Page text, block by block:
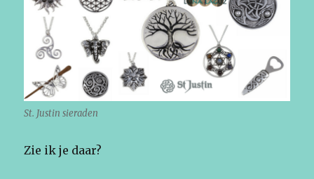
St. Justin sieraden
Zie ik je daar?